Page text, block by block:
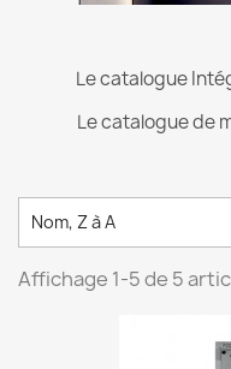
Le catalogue
Le catalogue de
Nom, Z à A
Affichage 1-5 de 5